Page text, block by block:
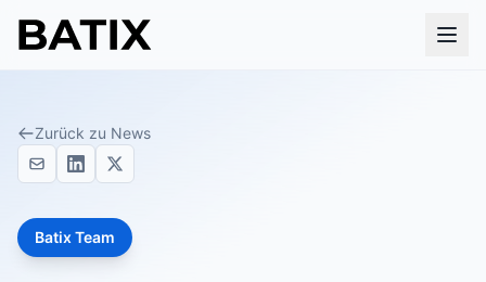
Zurück zu News
Batix Team